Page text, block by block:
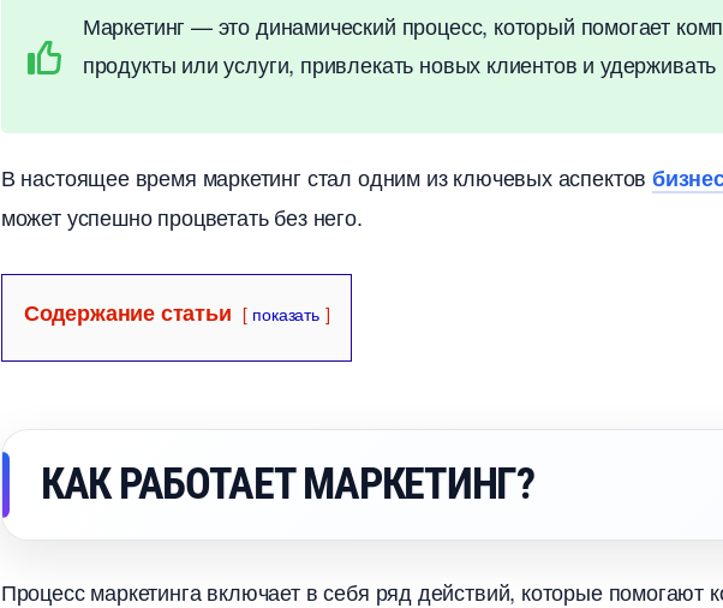
Маркетинг — это динамический процесс, который помогает
продукты или услуги, привлекать новых клиентов и
настоящее время маркетинг стал одним из ключевых аспекто
может успешно процветать без него.
Содержание статьи показать
КАК РАБОТАЕТ МАРКЕТИНГ?
Процесс маркетинга включает в себя ряд действий, которые помогают